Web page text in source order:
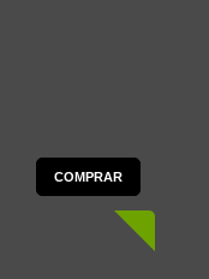
COMPRAR